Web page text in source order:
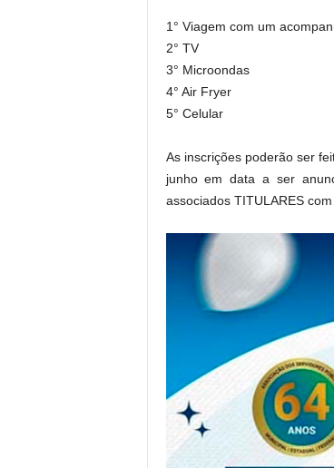
1° Viagem com um
2° TV
3° Microondas
4° Air Fryer
5° Celular
As inscrições poderão ser
junho em data a ser
associados TITULARES